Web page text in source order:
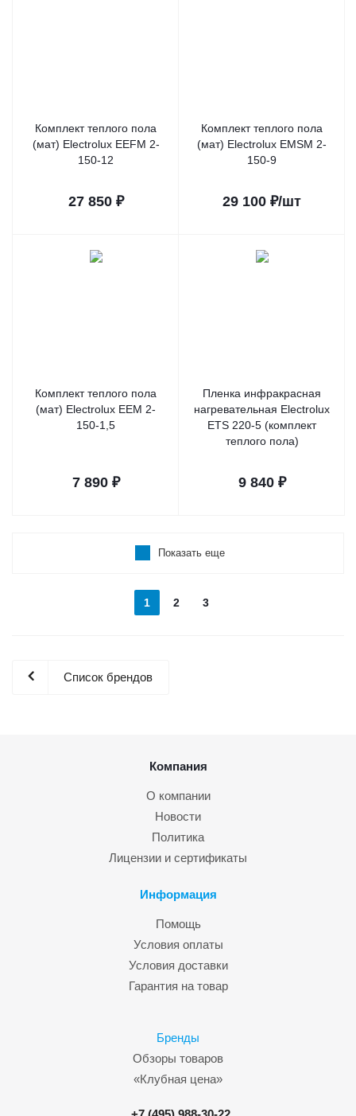
Комплект теплого пола
(мат) Electrolux EEFM 2-
150-12
27 850₽
Комплект теплого пола
(мат) Electrolux EMSM 2-
150-9
29 100 ₽/шт
Комплект теплого пола
(мат) Electrolux EEM 2-
150-1,5
7 890₽
Пленка инфракрасная
нагревательная Electrolux
ETS 220-5 (комплект
теплого пола)
9 840₽
Показать еще
1 2 3
Список брендов
Компания
О компании
Новости
Политика
Лицензии и сертификаты
Информация
Помощь
Условия оплаты
Условия доставки
Гарантия на товар
Бренды
Обзоры товаров
«Клубная цена»